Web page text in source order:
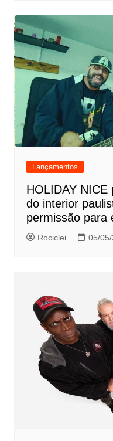
Lançamentos
HOLIDAY
do interior
permissão para
Rociclei 05/